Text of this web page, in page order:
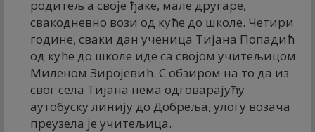
родитељ а своје ђаке, мале другаре,
свакодневно вози од куће до школе. Четири
године, сваки дан ученица Тијана Попадић
од куће до школе иде са својом учитељицом
Миленом Зиројевић. С обзиром на то да из
свог села Тијана нема одговарајућу
аутобуску линију до Добреља, улогу возача
преузела је учитељица.